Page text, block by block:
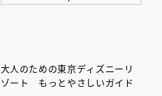
大人のための東京ディズニーリ
ゾート もっとやさしいガイド